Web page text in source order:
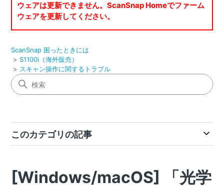
ウェアは更新できません。ScanSnap Homeでファーム
ウェアを更新してください。
ScanSnap 困ったときには
S1100i（海外販売）
スキャン操作に関するトラブル
このカテゴリの記事
[Windows/macOS] 「光学